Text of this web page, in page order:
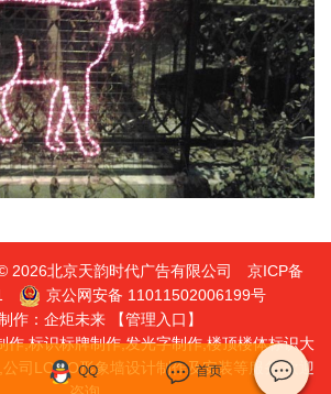
2026北京天韵时代广告有限公司 京ICP备
京公网安备 11011502006199号
作： 企炬未来
【管理入口】
作,标识标牌制作,发光字制作,楼顶楼体标识大
司LOGO形象墙设计制作及安装等服务,欢迎
QQ 首页